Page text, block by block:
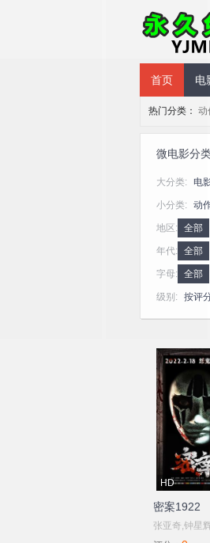
永久免费视频
首页 电
热门分类： 动
微电影分
大分类: 电
小分类: 动
地区: 全部
年代: 全部
字母: 全部
级别: 按评
HD
密案1922
张亚奇,钟星